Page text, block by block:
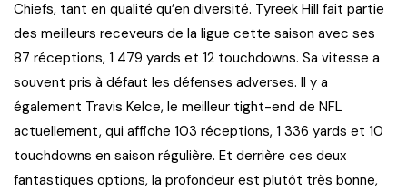
Chiefs, tant en qualité qu’en diversité. Tyreek Hill fait partie
des meilleurs receveurs de la ligue cette saison avec ses
87 réceptions, 1 479 yards et 12 touchdowns. Sa vitesse a
souvent pris à défaut les défenses adverses. Il y a
également Travis Kelce, le meilleur tight-end de NFL
actuellement, qui affiche 103 réceptions, 1 336 yards et 10
touchdowns en saison régulière. Et derrière ces deux
fantastiques options, la profondeur est plutôt très bonne,